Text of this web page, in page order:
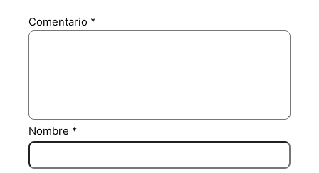
Comentario *
Nombre *